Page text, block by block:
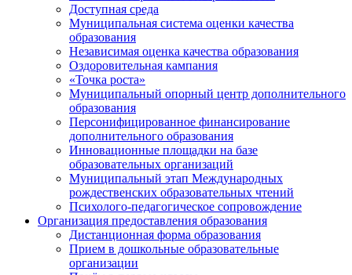
Доступная среда
Муниципальная система оценки качества
образования
Независимая оценка качества образования
Оздоровительная кампания
«Точка роста»
Муниципальный опорный центр дополнительного
образования
Персонифицированное финансирование
дополнительного образования
Инновационные площадки на базе
образовательных организаций
Муниципальный этап Международных
рождественских образовательных чтений
Психолого-педагогическое сопровождение
Организация предоставления образования
Дистанционная форма образования
Прием в дошкольные образовательные
организации